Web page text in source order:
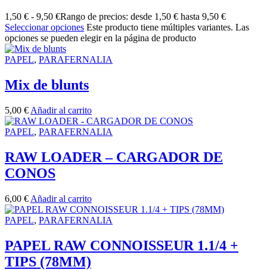
1,50 € - 9,50 €Rango de precios: desde 1,50 € hasta 9,50 €
Seleccionar opciones Este producto tiene múltiples variantes. Las
opciones se pueden elegir en la página de producto
PAPEL, PARAFERNALIA
Mix de blunts
5,00 € Añadir al carrito
PAPEL, PARAFERNALIA
RAW LOADER – CARGADOR DE
CONOS
6,00 € Añadir al carrito
PAPEL, PARAFERNALIA
PAPEL RAW CONNOISSEUR 1.1/4 +
TIPS (78MM)